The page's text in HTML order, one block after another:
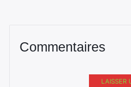
Commentaires
LAISSER